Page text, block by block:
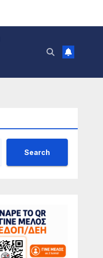
Search